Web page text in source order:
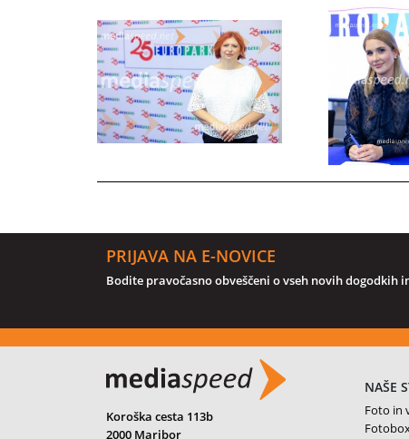
PRIJAVA NA E-NOVICE
Bodite pravočasno obveščeni o vseh novih dogodkih
Koroška cesta 113b
2000 Maribor
NAŠE
Foto in